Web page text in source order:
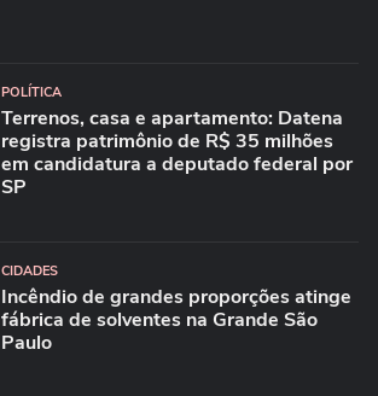
POLÍTICA
Terrenos, casa e apartamento: Datena
registra patrimônio de R$ 35 milhões
em candidatura a deputado federal por
SP
CIDADES
Incêndio de grandes proporções atinge
fábrica de solventes na Grande São
Paulo